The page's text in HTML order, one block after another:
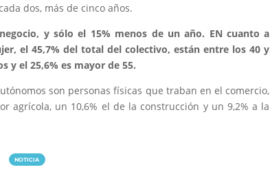
dos, más de cinco años.
y sólo el 15% menos de un año. EN cuanto a
el 45,7% del total del colectivo, están entre los 40 y
y el 25,6% es mayor de 55.
son personas físicas que traban en el comercio,
agrícola, un 10,6% el de la construcción y un 9,2% a la
NOTICIA